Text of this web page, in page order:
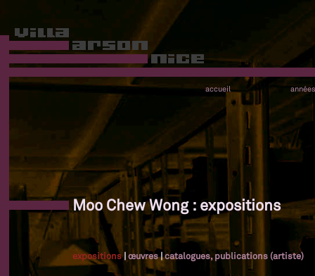
accueil années
Moo Chew Wong : expositions
expositions|œuvres|catalogues, publications (artiste)